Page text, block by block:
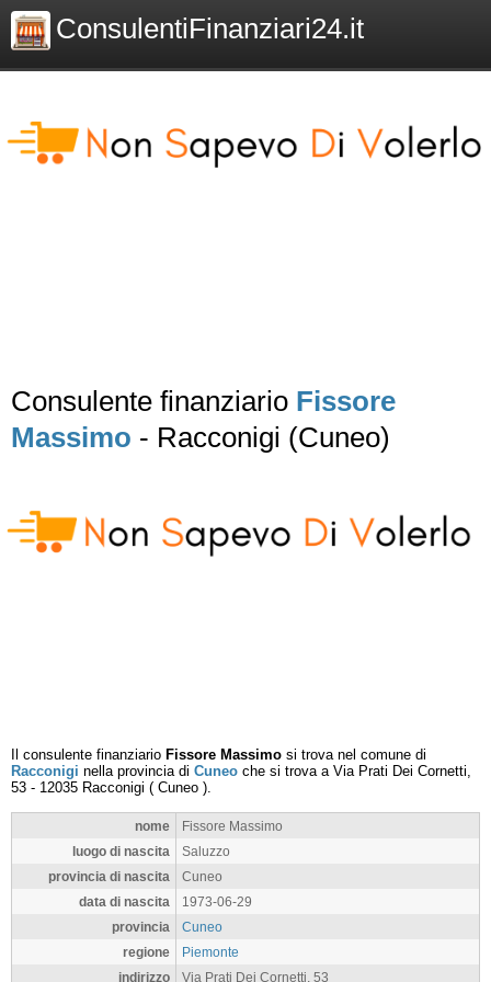
ConsulentiFinanziari24.it
Consulente finanziario Fissore
Massimo - Racconigi (Cuneo)
Il consulente finanziario Fissore Massimo si trova nel comune di
Racconigi nella provincia di Cuneo che si trova a Via Prati Dei Cornetti,
53 - 12035 Racconigi ( Cuneo ).
nome
Fissore Massimo
luogo di nascita
Saluzzo
provincia di nascita
Cuneo
data di nascita
1973-06-29
provincia
Cuneo
regione
Piemonte
indirizzo
Via Prati Dei Cornetti, 53